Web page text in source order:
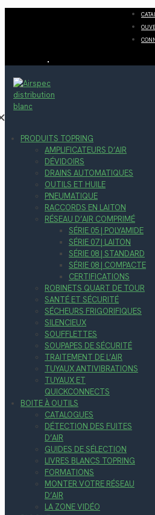
PRODUITS TOPRING
AMPLIFICATEURS D’AIR
DÉVIDOIRS
DRAINS AUTOMATIQUES
OUTILS ET HUILE
PNEUMATIQUE
RACCORDS EN LAITON
RÉSEAU D’AIR COMPRIMÉ
SÉRIE 05 | POLYAMIDE
SÉRIE 07 | LAITON
SÉRIE 08 | STANDARD
SÉRIE 08 | COMPACTE
CERTIFICATIONS
ROBINETS QUART DE TOUR
SANTÉ ET SÉCURITÉ
SÉCHEURS FRIGORIFIQUES
SILENCIEUX
SOUFFLETTES
SOUPAPES DE SÉCURITÉ
TRAITEMENT DE L’AIR
TUYAUX ANTIVIBRATIONS
TUYAUX ET
QUICKCONNECTS
BOITE À OUTILS
CATALOGUES
DÉTECTION DES FUITES
D’AIR
GUIDES DE SÉLECTION
LIVRES BLANCS TOPRING
FORMATIONS
MONTER VOTRE RÉSEAU
D’AIR
LA ZONE VIDÉO